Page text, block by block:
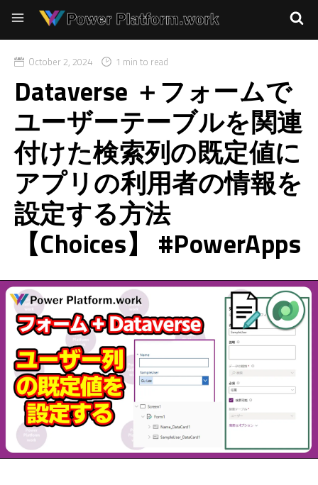
October 2, 2024 1 min to read
Dataverse ＋フォームで
ユーザーテーブルを関連
付けた検索列の既定値に
アプリの利用者の情報を
設定する方法
【Choices】 #PowerApps